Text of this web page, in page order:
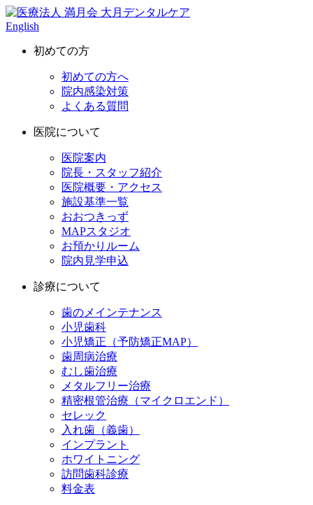
English
初めての方
初めての方へ
院内感染対策
よくある質問
医院について
医院案内
院長・スタッフ紹介
医院概要・アクセス
施設基準一覧
おおつきっず
MAPスタジオ
お預かりルーム
院内見学申込
診療について
歯のメインテナンス
小児歯科
小児矯正（予防矯正MAP）
歯周病治療
むし歯治療
メタルフリー治療
精密根管治療（マイクロエンド）
セレック
入れ歯（義歯）
インプラント
ホワイトニング
訪問歯科診療
料金表